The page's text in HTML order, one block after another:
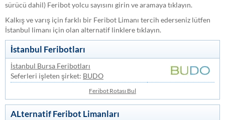
sürücü dahil) Feribot yolcu sayısını girin ve aramaya tıklayın.
Kalkış ve varış için farklı bir Feribot Limanı tercih ederseniz lütfen
İstanbul limanı için olan alternatif linklere tıklayın.
İstanbul Feribotları
İstanbul Bursa Feribotları
Seferleri işleten şirket: BUDO
Feribot Rotası Bul
ALternatif Feribot Limanları